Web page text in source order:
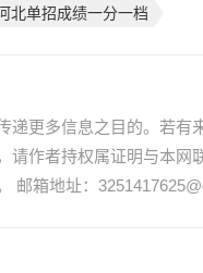
北单招成绩一分一档
递更多信息之目的。若有
请作者持权属证明与本网
邮箱地址：